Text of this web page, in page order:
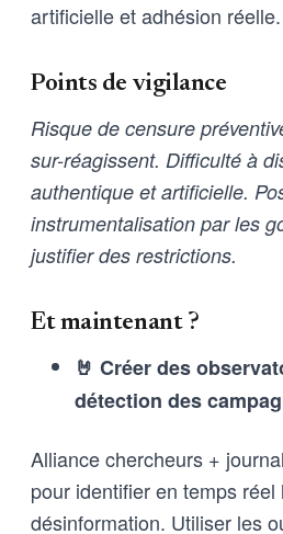
artificielle et adhésion réelle.
Points de vigilance
Risque de censure
sur-réagissent. Difficulté à
authentique et artificielle.
instrumentalisation par les
justifier des restrictions.
Et maintenant ?
🤘 Créer des
détection des
Alliance chercheurs +
pour identifier en temps
désinformation. Utiliser les